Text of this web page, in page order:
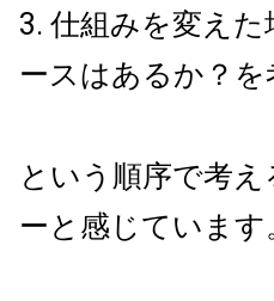
3. 仕組みを変え
ースはあるか？を
という順序で考
ーと感じています